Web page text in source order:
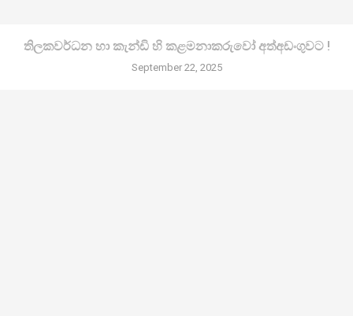
තිලකවර්ධන හා කැන්ඩි හි කළමනාකරුවෝ අත්අඩංගුවට !
September 22, 2025